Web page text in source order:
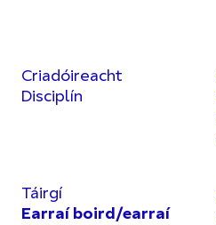
Criadóireacht
Disciplín
Táirgí
Earraí boird/earraí